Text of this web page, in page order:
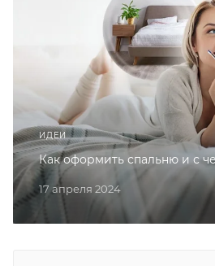
ИДЕИ
17 апреля 2024
Как оформить спальню и с